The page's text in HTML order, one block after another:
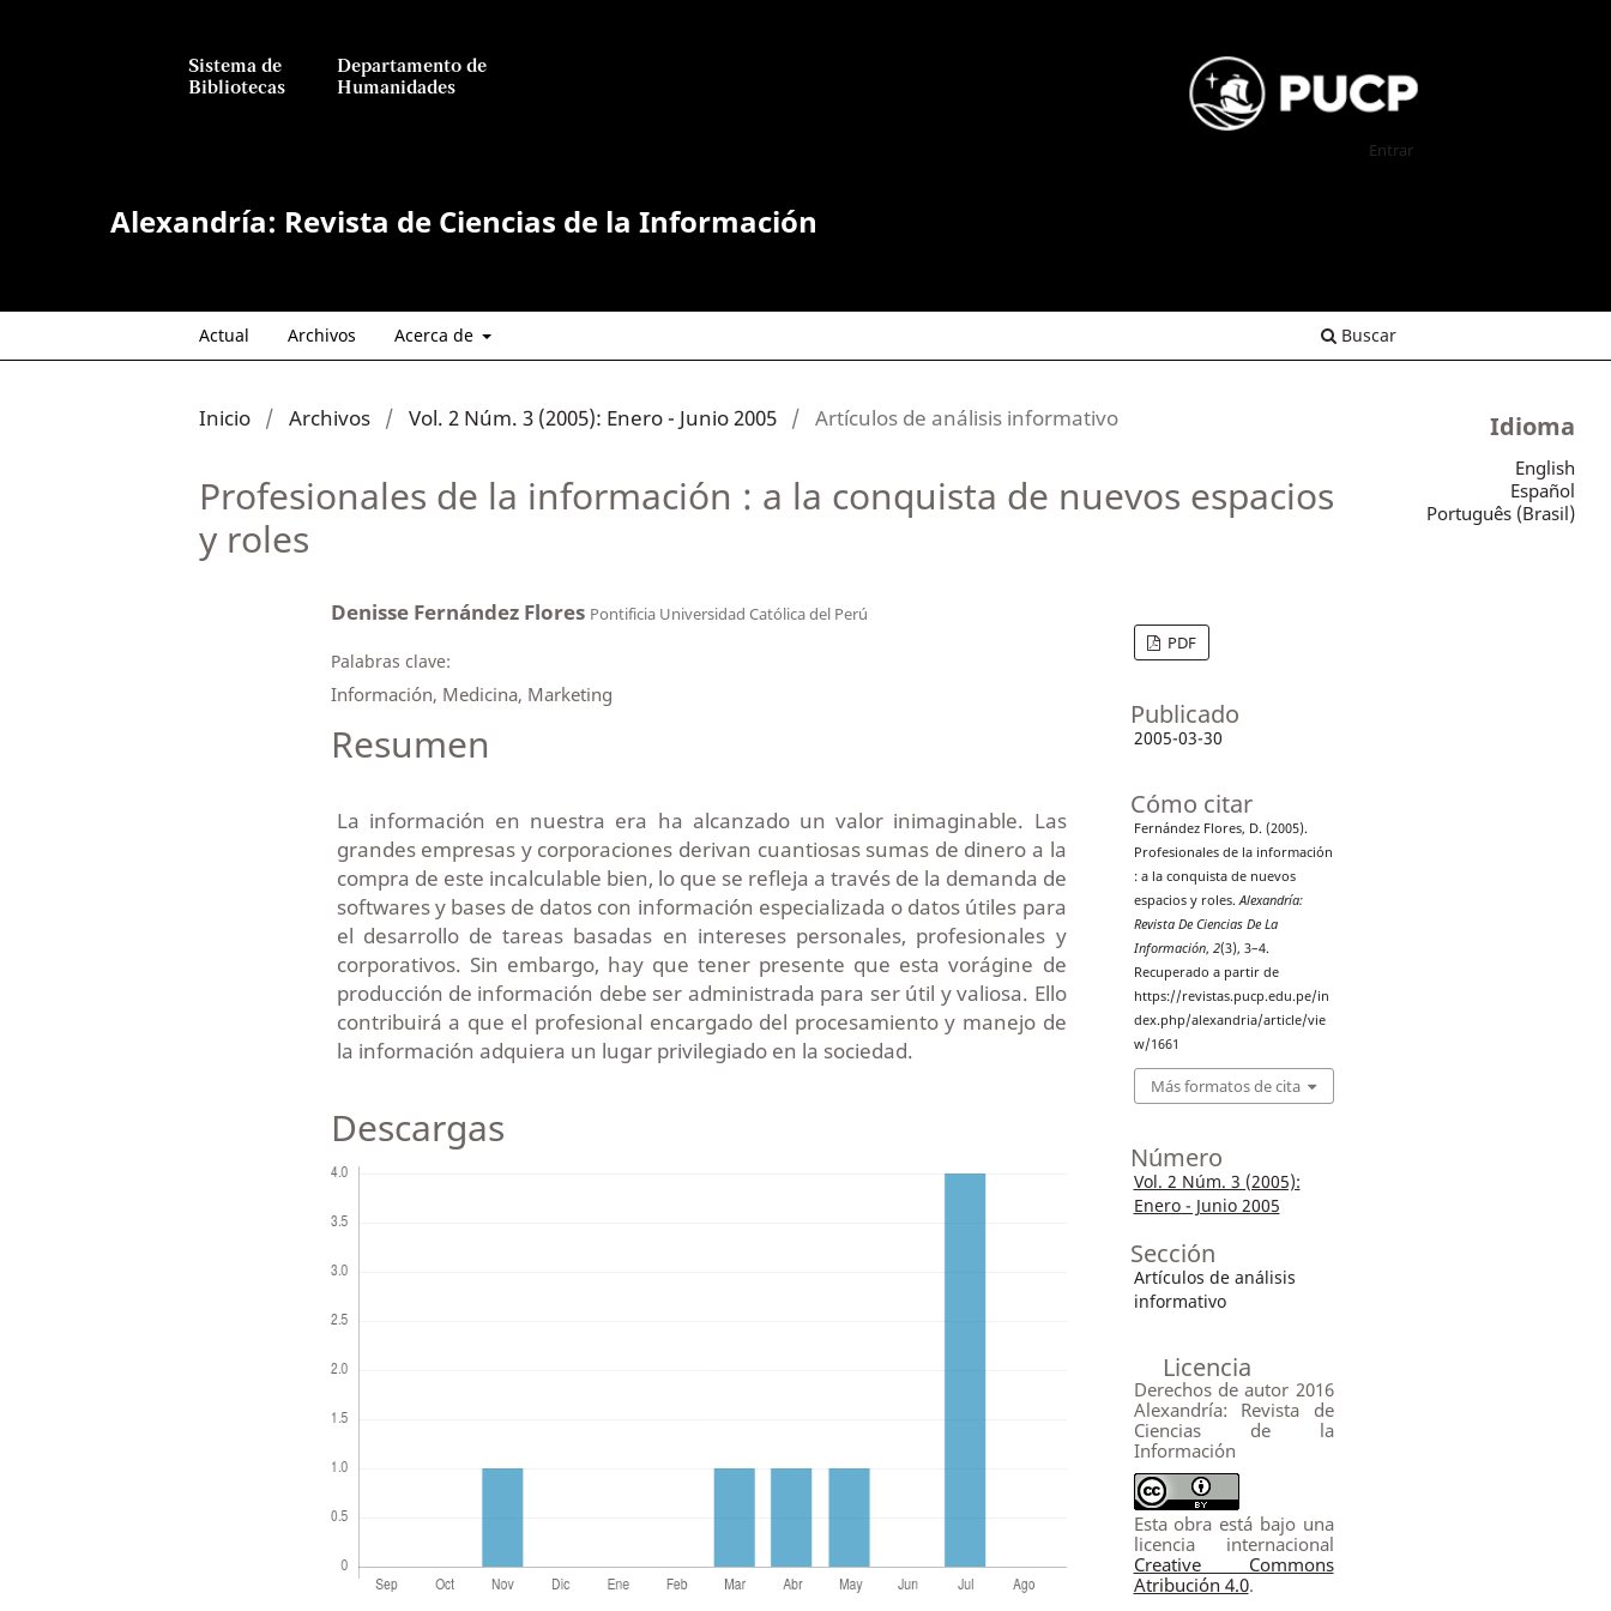
Sistema de
Bibliotecas
Departamento de
Humanidades
Alexandría: Revista de Ciencias de la Información
Actual Archivos Acerca de Buscar
Entrar
Inicio / Archivos / Vol. 2 Núm. 3 (2005): Enero - Junio 2005 / Artículos de análisis informativo
Profesionales de la información : a la conquista de nuevos espacios
y roles
Denisse Fernández Flores Pontificia Universidad Católica del Perú
Palabras clave:
Información, Medicina, Marketing
Resumen
La información en nuestra era ha alcanzado un valor inimaginable. Las
grandes empresas y corporaciones derivan cuantiosas sumas de dinero a la
compra de este incalculable bien, lo que se refleja a través de la demanda de
softwares y bases de datos con información especializada o datos útiles para
el desarrollo de tareas basadas en intereses personales, profesionales y
corporativos. Sin embargo, hay que tener presente que esta vorágine de
producción de información debe ser administrada para ser útil y valiosa. Ello
contribuirá a que el profesional encargado del procesamiento y manejo de
la información adquiera un lugar privilegiado en la sociedad.
Descargas
PDF
Publicado
2005-03-30
Cómo citar
Fernández Flores, D. (2005).
Profesionales de la información
: a la conquista de nuevos
espacios y roles.Alexandría:
Revista De Ciencias De La
Información, 2(3), 3–4.
Recuperado a partir de
https://revistas.pucp.edu.pe/in
dex.php/alexandria/article/vie
w/1661
Más formatos de cita
Número
Vol. 2 Núm. 3 (2005):
Enero - Junio 2005
Sección
Artículos de análisis
informativo
Licencia
Derechos de autor 2016
Alexandría: Revista de
Ciencias de la
Información
Esta obra está bajo una
licencia internacional
Creative Commons
Atribución 4.0.
Idioma
English
Español
Português (Brasil)